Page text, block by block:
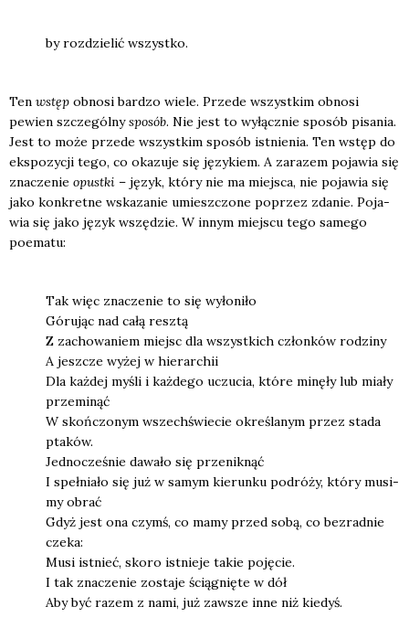
by roz­dzie­lić wszyst­ko.
Ten wstęp obno­si bar­dzo wie­le. Przede wszyst­kim obno­si
pewien szcze­gól­nyspo­sób. Nie jest to wyłącz­nie spo­sób pisa­nia.
Jest to może przede wszyst­kim spo­sób ist­nie­nia. Ten wstęp do
eks­po­zy­cji tego, co oka­zu­je się języ­kiem. A zara­zem poja­wia się
zna­cze­nie opust­ki – język, któ­ry nie ma miej­sca, nie poja­wia się
jako kon­kret­ne wska­za­nie umiesz­czo­ne poprzez zda­nie. Poja­
wia się jako język wszę­dzie. W innym miej­scu tego same­go
poema­tu:
Tak więc zna­cze­nie to się wyło­ni­ło
Góru­jąc nad całą resz­tą
Z zacho­wa­niem miejsc dla wszyst­kich człon­ków rodzi­ny
A jesz­cze wyżej w hie­rar­chii
Dla każ­dej myśli i każ­de­go uczu­cia, któ­re minę­ły lub mia­ły
prze­mi­nąć
W skoń­czo­nym wszech­świe­cie okre­śla­nym przez sta­da
pta­ków.
Jed­no­cze­śnie dawa­ło się prze­nik­nąć
I speł­nia­ło się już w samym kie­run­ku podró­ży, któ­ry musi­
my obrać
Gdyż jest ona czymś, co mamy przed sobą, co bez­rad­nie
cze­ka:
Musi ist­nieć, sko­ro ist­nie­je takie poję­cie.
I tak zna­cze­nie zosta­je ścią­gnię­te w dół
Aby być razem z nami, już zawsze inne niż kie­dyś.